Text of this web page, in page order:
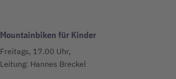
Mountainbiken für Kinder
Freitags, 17.00 Uhr,
Leitung: Hannes Breckel